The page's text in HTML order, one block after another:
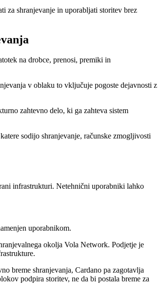
za shranjevanje in uporabljati storitev brez
na drobce, prenosi, premiki in
v oblaku to vključuje pogoste dejavnosti z
zahtevno delo, ki ga zahteva sistem
sodijo shranjevanje, računske zmogljivosti
infrastrukturi. Netehnični uporabniki lahko
uporabnikom.
okolja Vola Network. Podjetje je
breme shranjevanja, Cardano pa zagotavlja
podpira storitev, ne da bi postala breme za